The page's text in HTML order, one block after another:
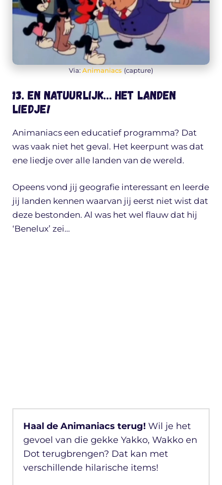
Via: Animaniacs (capture)
13. En natuurlijk… het landen
liedje!
Animaniacs een educatief programma? Dat
was vaak niet het geval. Het keerpunt was dat
ene liedje over alle landen van de wereld.
Opeens vond jij geografie interessant en leerde
jij landen kennen waarvan jij eerst niet wist dat
deze bestonden. Al was het wel flauw dat hij
‘Benelux’ zei…
Haal de Animaniacs terug! Wil je het
gevoel van die gekke Yakko, Wakko en
Dot terugbrengen? Dat kan met
verschillende hilarische items!